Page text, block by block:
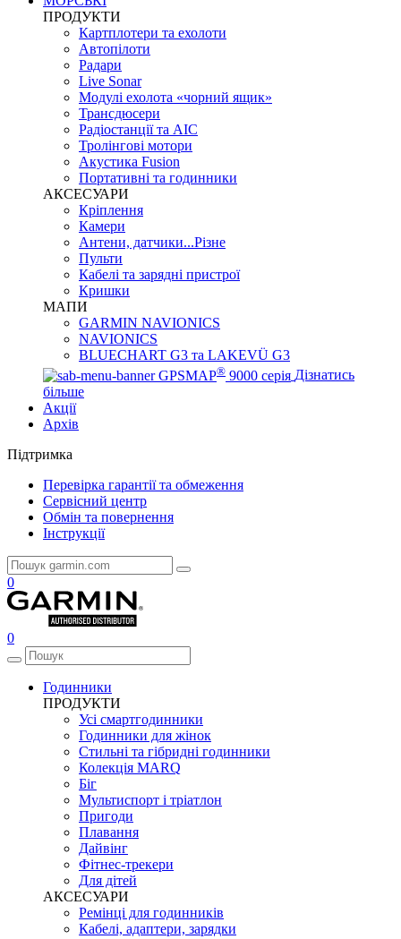
ПРОДУКТИ
Картплотери та ехолоти
Автопілоти
Радари
Live Sonar
Модулі ехолота «чорний ящик»
Трансдюсери
Радіостанції та АІС
Тролінгові мотори
Акустика Fusion
Портативні та годинники
АКСЕСУАРИ
Кріплення
Камери
Антени, датчики...Різне
Пульти
Кабелі та зарядні пристрої
Кришки
МАПИ
GARMIN NAVIONICS
NAVIONICS
BLUECHART G3 та LAKEVÜ G3
GPSMAP® 9000 серія Дізнатись
більше
Акції
Архів
Підтримка
Перевірка гарантії та обмеження
Сервісний центр
Обмін та повернення
Інструкції
0
0
Годинники
ПРОДУКТИ
Усі смартгодинники
Годинники для жінок
Стильні та гібридні годинники
Колекція MARQ
Біг
Мультиспорт і тріатлон
Пригоди
Плавання
Дайвінг
Фітнес-трекери
Для дітей
АКСЕСУАРИ
Ремінці для годинників
Кабелі, адаптери, зарядки